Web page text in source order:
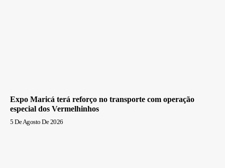
Expo Maricá terá reforço no transporte com operação
especial dos Vermelhinhos
5 De Agosto De 2026